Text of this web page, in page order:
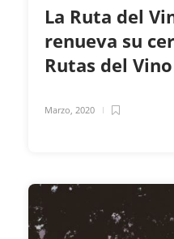
La Ruta del
renueva su
Rutas del
Marzo, 2020